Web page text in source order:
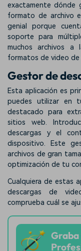
exactamente dónde
formato de archivo
genial porque
soporte para
muchos archivos
formatos de video
Gestor de
Esta aplicación es
puedes utilizar en
destacado para
sitios web.
descargas y el
dispositivo. Este
archivos de gran
optimización de tu
Cualquiera de estas
descargas de
comprueba cuál se
Graba